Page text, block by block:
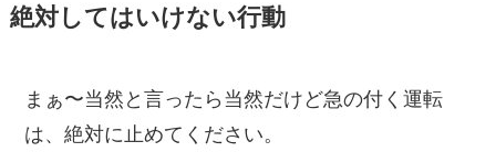
絶対してはいけない行動
まぁ〜当然と言ったら当然だけど急の付く運転
は、絶対に止めてください。